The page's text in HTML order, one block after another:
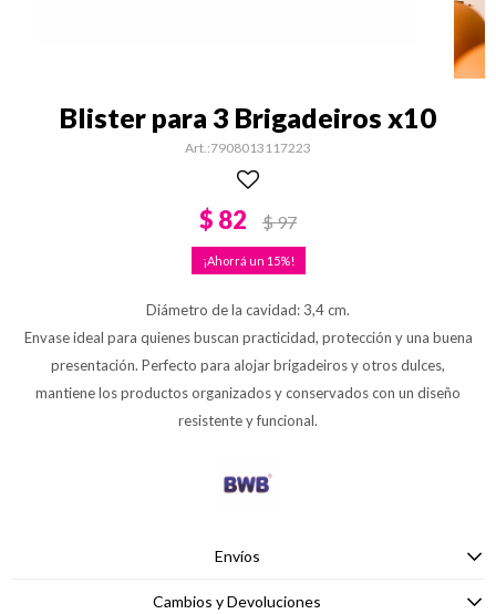
Blister para 3 Brigadeiros x10
7908013117223
$ 82 $97
15
Diámetro de la cavidad: 3,4 cm.
Envase ideal para quienes buscan practicidad, protección y una buena
presentación. Perfecto para alojar brigadeiros y otros dulces,
mantiene los productos organizados y conservados con un diseño
resistente y funcional.
Envíos
Cambios y Devoluciones